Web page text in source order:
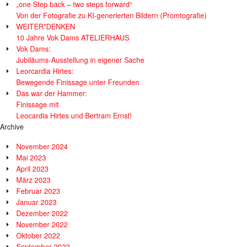
„one Step back – two steps forward“
Von der Fotografie zu KI-generierten Bildern (Promtografie)
WEITER*DENKEN
10 Jahre Vok Dams ATELIERHAUS
Vok Dams:
Jubiläums-Ausstellung in eigener Sache
Leorcardia Hirtes:
Bewegende Finissage unter Freunden
Das war der Hammer:
Finissage mit
Leocardia Hirtes und Bertram Ernst!
Archive
November 2024
Mai 2023
April 2023
März 2023
Februar 2023
Januar 2023
Dezember 2022
November 2022
Oktober 2022